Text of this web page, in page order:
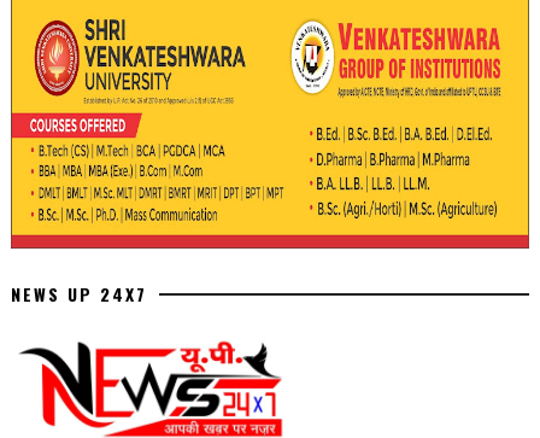
NEWS UP 24X7